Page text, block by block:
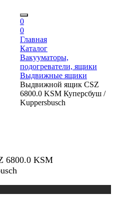
0
0
Главная
Каталог
Вакууматоры,
подогреватели, ящики
Выдвижные ящики
Выдвижной ящик CSZ
6800.0 KSM Куперсбуш /
Kuppersbusch
6800.0 KSM